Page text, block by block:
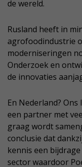
de wereld.
Rusland heeft in
agrofoodindustrie
moderniseringen
Onderzoek en
de innovaties
En Nederland?
een partner met
graag wordt
conclusie dat
kennis een
sector waardoor